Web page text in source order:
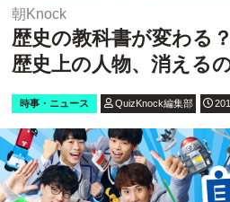
朝Knock
歴史の教科書が変わる
歴史上の人物、消える
時事・ニュース QuizKnock編集部